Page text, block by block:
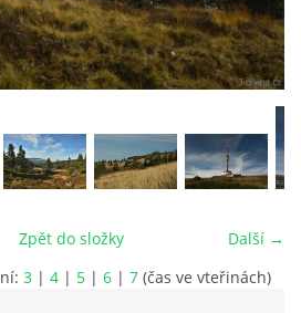
vm24@atlas.cz
Další →
Zpět do složky
3 | 4 | 5 | 6 | 7 (čas ve vteřinách)